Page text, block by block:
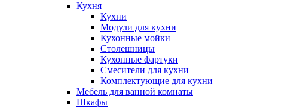
Кухня
Кухни
Модули для кухни
Кухонные мойки
Столешницы
Кухонные фартуки
Смесители для кухни
Комплектующие для кухни
Мебель для ванной комнаты
Шкафы